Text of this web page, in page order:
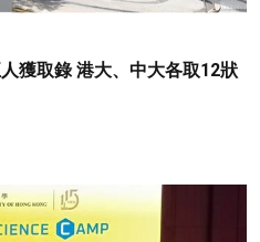
獲取錄 港大、中大各取12狀